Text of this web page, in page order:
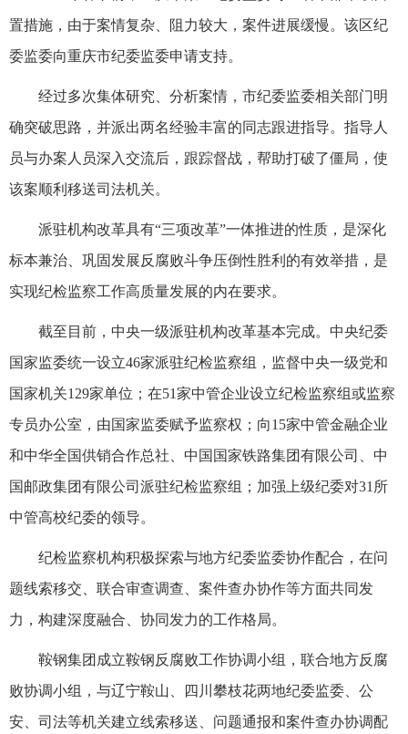
置措施，由于案情复杂、阻力较大，案件进展缓慢。该区纪
委监委向重庆市纪委监委申请支持。
经过多次集体研究、分析案情，市纪委监委相关部门明
确突破思路，并派出两名经验丰富的同志跟进指导。指导人
员与办案人员深入交流后，跟踪督战，帮助打破了僵局，使
该案顺利移送司法机关。
派驻机构改革具有“三项改革”一体推进的性质，是深化
标本兼治、巩固发展反腐败斗争压倒性胜利的有效举措，是
实现纪检监察工作高质量发展的内在要求。
截至目前，中央一级派驻机构改革基本完成。中央纪委
国家监委统一设立46家派驻纪检监察组，监督中央一级党和
国家机关129家单位；在51家中管企业设立纪检监察组或监察
专员办公室，由国家监委赋予监察权；向15家中管金融企业
和中华全国供销合作总社、中国国家铁路集团有限公司、中
国邮政集团有限公司派驻纪检监察组；加强上级纪委对31所
中管高校纪委的领导。
纪检监察机构积极探索与地方纪委监委协作配合，在问
题线索移交、联合审查调查、案件查办协作等方面共同发
力，构建深度融合、协同发力的工作格局。
鞍钢集团成立鞍钢反腐败工作协调小组，联合地方反腐
败协调小组，与辽宁鞍山、四川攀枝花两地纪委监委、公
安、司法等机关建立线索移送、问题通报和案件查办协调配